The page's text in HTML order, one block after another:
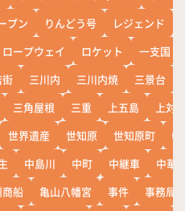
プン りんどう号 レジェンド
ロープウェイ ロケット
一支国
街 三川内 三川内焼 三景台
三角屋根 三重 上五島
上対
世界遺産 世知原 世知原町
中
中島川 中町 中継車
中華
商船 亀山八幡宮 事件
事務局